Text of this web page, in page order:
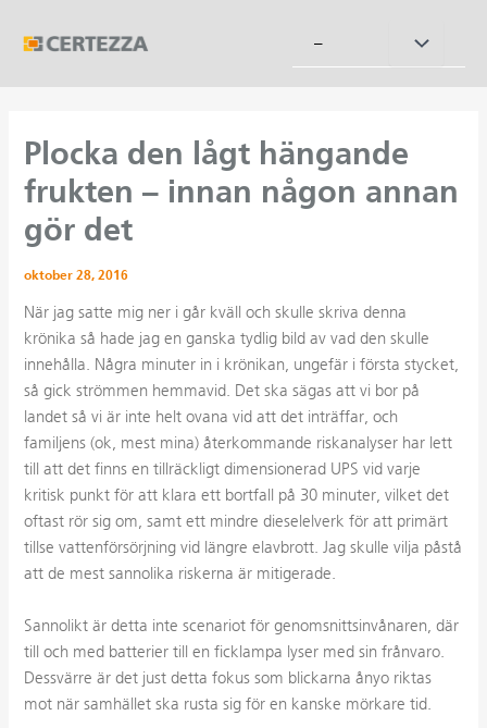
– Slå
Plocka den lågt hängande
frukten – innan någon annan
gör det
oktober 28, 2016
När jag satte mig ner i går kväll och skulle skriva denna
krönika så hade jag en ganska tydlig bild av vad den skulle
innehålla. Några minuter in i krönikan, ungefär i första stycket,
så gick strömmen hemmavid. Det ska sägas att vi bor på
landet så vi är inte helt ovana vid att det inträffar, och
familjens (ok, mest mina) återkommande riskanalyser har lett
till att det finns en tillräckligt dimensionerad UPS vid varje
kritisk punkt för att klara ett bortfall på 30 minuter, vilket det
oftast rör sig om, samt ett mindre dieselelverk för att primärt
tillse vattenförsörjning vid längre elavbrott. Jag skulle vilja påstå
att de mest sannolika riskerna är mitigerade.
Sannolikt är detta inte scenariot för genomsnittsinvånaren, där
till och med batterier till en ficklampa lyser med sin frånvaro.
Dessvärre är det just detta fokus som blickarna ånyo riktas
mot när samhället ska rusta sig för en kanske mörkare tid.